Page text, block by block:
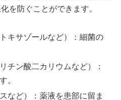
を防ぐことができます。
キサゾールなど）：細菌の
チン酸二カリウムなど）：
。
など）：薬液を患部に留ま